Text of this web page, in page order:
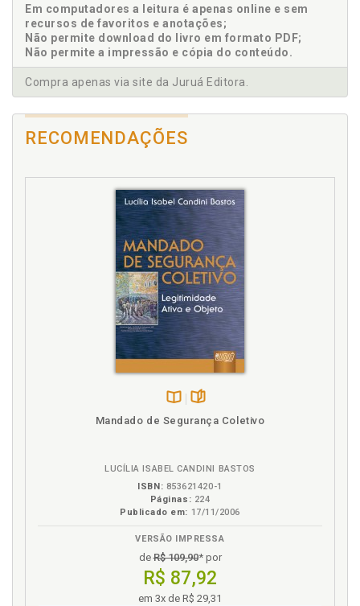
Em computadores a leitura é apenas online e sem
recursos de favoritos e anotações;
Não permite download do livro em formato PDF;
Não permite a impressão e cópia do conteúdo.
Compra apenas via site da Juruá Editora.
RECOMENDAÇÕES
na
Mandado de Segurança Coletivo
LUCÍLIA ISABEL CANDINI BASTOS
ISBN: 853621420-1
Páginas: 224
Publicado em: 17/11/2006
VERSÃO IMPRESSA
deR$ 109,90* por
R$ 87,92
em 3x de R$ 29,31